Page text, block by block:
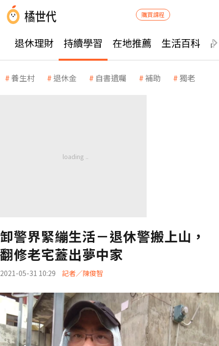
購買課程
退休理財 持續學習 在地推薦 生活百科
養生村 退休金 自書遺囑 補助 獨老
卸警界緊繃生活－退休警搬上山，
翻修老宅蓋出夢中家
2021-05-31 10:29 記者／陳俊智